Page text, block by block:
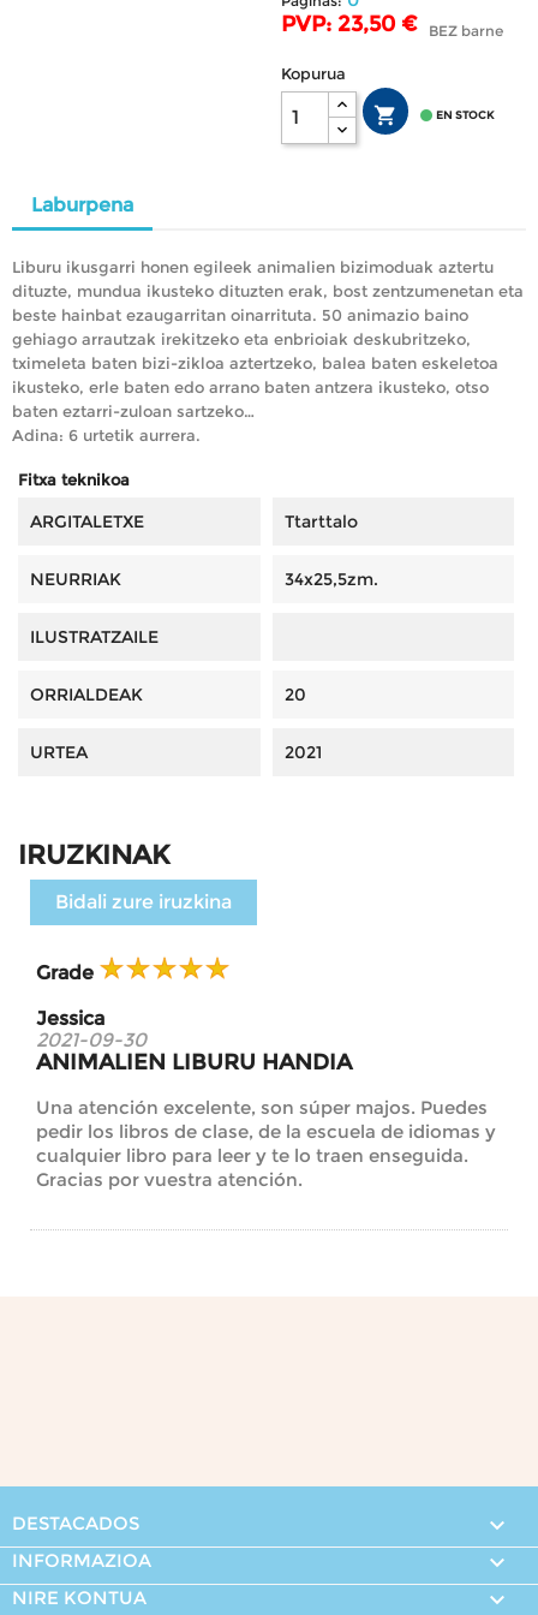
PVP: 23,50 € BEZ barne
Kopurua
  EN STOCK
Laburpena
Liburu ikusgarri honen egileek animalien bizimoduak aztertu
dituzte, mundua ikusteko dituzten erak, bost zentzumenetan eta
beste hainbat ezaugarritan oinarrituta. 50 animazio baino
gehiago arrautzak irekitzeko eta enbrioiak deskubritzeko,
tximeleta baten bizi-zikloa aztertzeko, balea baten eskeletoa
ikusteko, erle baten edo arrano baten antzera ikusteko, otso
baten eztarri-zuloan sartzeko…
Adina: 6 urtetik aurrera.
Fitxa teknikoa
ARGITALETXE Ttarttalo
NEURRIAK 34x25,5zm.
ILUSTRATZAILE
ORRIALDEAK 20
URTEA 2021
IRUZKINAK
Bidali zure iruzkina
Grade
Jessica
2021-09-30
ANIMALIEN LIBURU HANDIA
Una atención excelente, son súper majos. Puedes
pedir los libros de clase, de la escuela de idiomas y
cualquier libro para leer y te lo traen enseguida.
Gracias por vuestra atención.
DESTACADOS 
INFORMAZIOA 
NIRE KONTUA 